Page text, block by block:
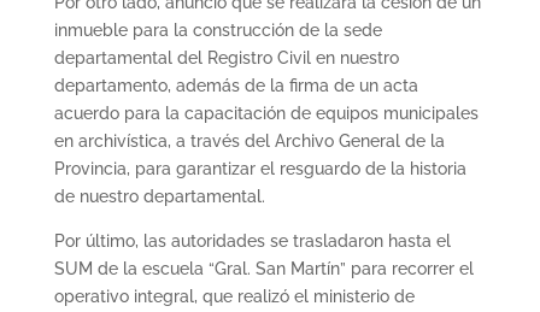
inmueble para la construcción de la sede
departamental del Registro Civil en nuestro
departamento, además de la firma de un acta
acuerdo para la capacitación de equipos municipales
en archivística, a través del Archivo General de la
Provincia, para garantizar el resguardo de la historia
de nuestro departamental.
Por último, las autoridades se trasladaron hasta el
SUM de la escuela “Gral. San Martín” para recorrer el
operativo integral, que realizó el ministerio de